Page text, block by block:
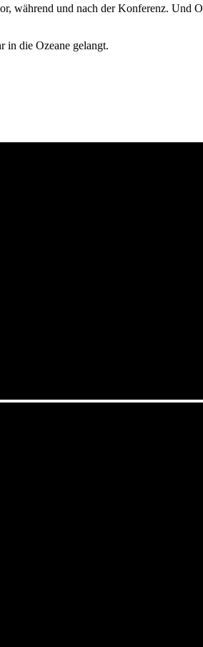
während und nach der Konferenz. Und
in die Ozeane gelangt.